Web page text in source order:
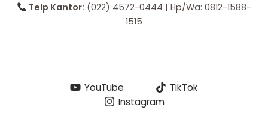
Telp Kantor: (022) 4572-0444 | Hp/Wa: 0812-1588-
1515
YouTube
TikTok
Instagram